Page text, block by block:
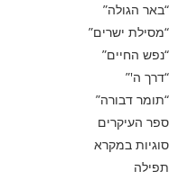
“באר הגולה”
“מסילת ישרים”
“נפש החיים”
“דרך ה'”
“תומר דבורה”
ספר העיקרים
סוגיות במקרא
תפילה